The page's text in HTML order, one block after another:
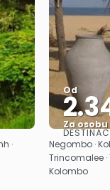
·
Od
Za osobu
Negombo ·
Trincomalee ·
Kolombo